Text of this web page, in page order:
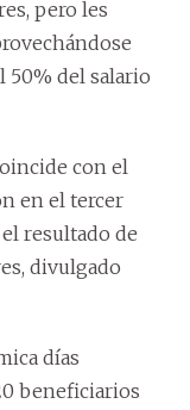
pero les
50% del salario
con el
en el tercer
resultado de
divulgado
días
beneficiarios